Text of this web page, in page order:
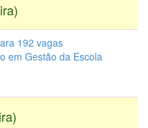
192 vagas
em Gestão da Escola